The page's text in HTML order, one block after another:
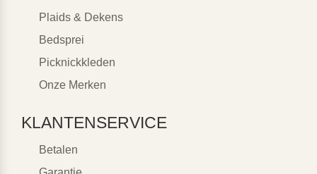
Plaids & Dekens
Bedsprei
Picknickkleden
Onze Merken
KLANTENSERVICE
Betalen